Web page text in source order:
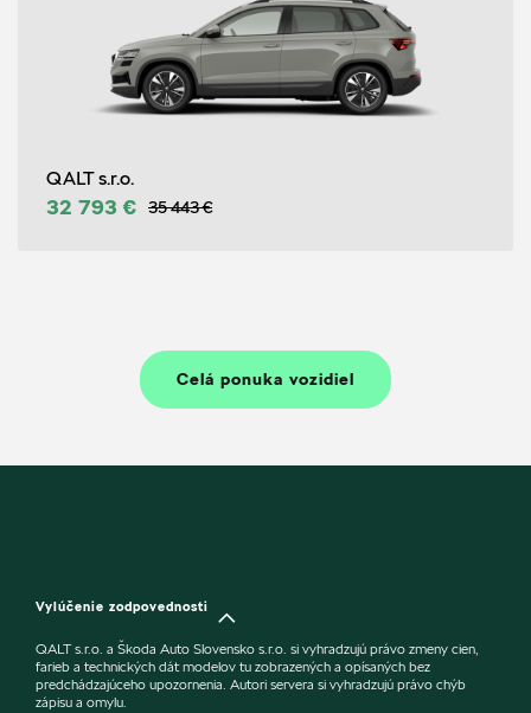
QALT s.r.o.
32 793 € 35 443 €
Celá ponuka vozidiel
Vylúčenie zodpovednosti
QALT s.r.o. a Škoda Auto Slovensko s.r.o. si vyhradzujú právo zmeny cien,
farieb a technických dát modelov tu zobrazených a opísaných bez
predchádzajúceho upozornenia. Autori servera si vyhradzujú právo chýb
zápisu a omylu.